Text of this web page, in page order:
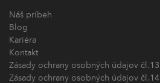
Náš príbeh
Blog
Kariéra
Kontakt
Zásady ochrany osobných údajov čl.13
Zásady ochrany osobných údajov čl.14